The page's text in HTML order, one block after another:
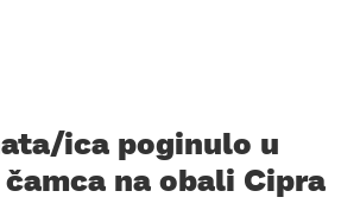
ica poginulo u
na obali Cipra